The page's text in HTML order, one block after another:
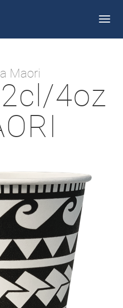
Maori
4oz